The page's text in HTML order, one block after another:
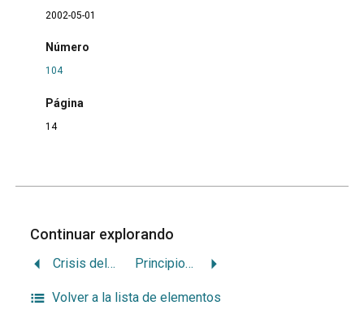
2002-05-01
Número
104
Página
14
Continuar explorando
Crisis del agua, crisis de gobernabilidad Principios para la Gestión del Recurso Hídrico
Volver a la lista de elementos